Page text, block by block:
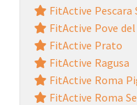
FitActive Pescara
FitActive Pove del
FitActive Prato
FitActive Ragusa
FitActive Roma
FitActive Roma